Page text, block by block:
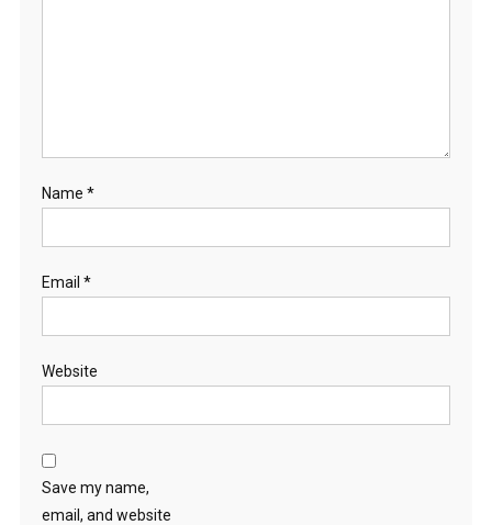
Name *
Email *
Website
Save my name,
email, and website